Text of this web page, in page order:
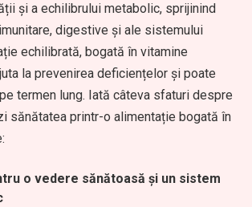
și a echilibrului metabolic, sprijinind
digestive și ale sistemului
echilibrată, bogată în vitamine
la prevenirea deficiențelor și poate
termen lung. Iată câteva sfaturi despre
sănătatea printr-o alimentație bogată în
o vedere sănătoasă și un sistem